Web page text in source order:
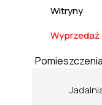
Witryny
Wyprzedaż
Pomieszczenia